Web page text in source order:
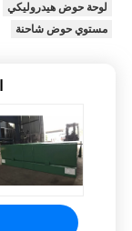
لوحة حوض هيدروليكي
مستوي حوض شاحنة